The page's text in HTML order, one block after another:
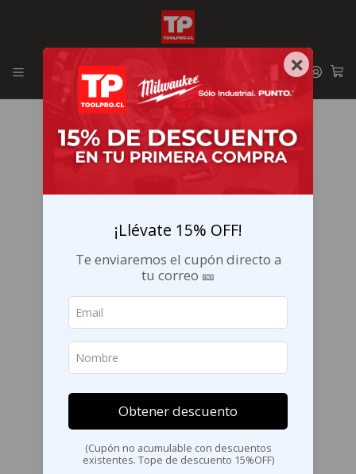
Envíos GRATIS en la RM por compras sobre $29.990
×
¡Llévate 15% OFF!
Te enviaremos el cupón directo a
tu correo 🎫
Obtener descuento
(Cupón no acumulable con descuentos
existentes. Tope de descuento 15%OFF)